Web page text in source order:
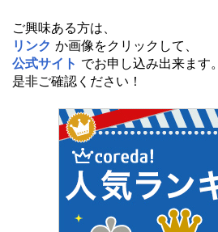
ご興味ある方は、
リンク か画像をクリックして、
公式サイト でお申し込み出来ます。
是非ご確認ください！